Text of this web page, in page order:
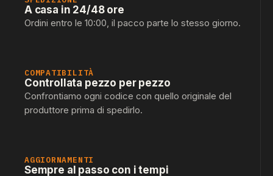
A casa in 24/48 ore
Ordini entro le 10:00, il pacco parte lo stesso giorno.
COMPATIBILITÀ
Controllata pezzo per pezzo
Confrontiamo ogni codice con quello originale del
produttore prima di spedirlo.
AGGIORNAMENTI
Sempre al passo con i tempi